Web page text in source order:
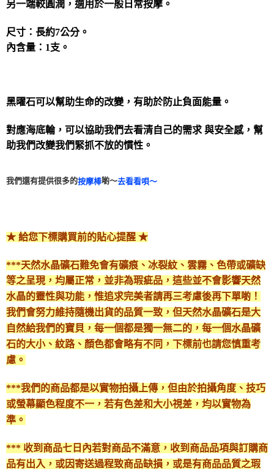
郵局幫你送（離島）
每筆NT$80，滿NT$3,000(含以上)免運費
另一端較圓潤，適用於一般日常按摩。
尺寸：長約7公分。
內含量：1支。
黑曜石可以幫助生命的改變，有助於防止負面能量。
對應海底輪，可以協助我們去看清自己的需求 與安全感，幫
助我們改變我們緊抓不放的慣性。
我們還有提供很多的按摩棒喲～去看看唄～
★ 給您下標購買前的貼心提醒 ★
***天然水晶礦石難免會有礦痕、冰裂紋、雲霧、色帶或礦缺
等之呈現，均屬正常，並非為瑕疵品，這些並不會影響天然
水晶的靈性與功能，惟追求完美者請再三考慮後再下單喲！
我們會努力維持隨機出貨的品質一致，但天然水晶礦石是大
自然給我們的寶貝，每一個都是獨一無二的，每一個水晶礦
石的大小、紋路、顏色都會略有不同，下標前也請您慎重考
慮。
***我們的商品都是以實物拍攝上傳，但由於拍攝角度、技巧
或螢幕顯色程度不一，若有色差和大小視差，均以實物為
準。
*** 收到商品七日內若對商品不滿意，收到商品品項與訂購商
品有出入，或因寄送過程致商品缺損，或是有商品品質之瑕